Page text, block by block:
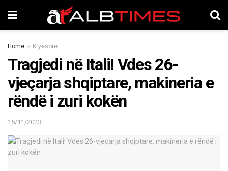
Home Kryesore
Tragjedi në Itali! Vdes 26-
vjeçarja shqiptare, makineria e
rëndë i zuri kokën
15/11/2023